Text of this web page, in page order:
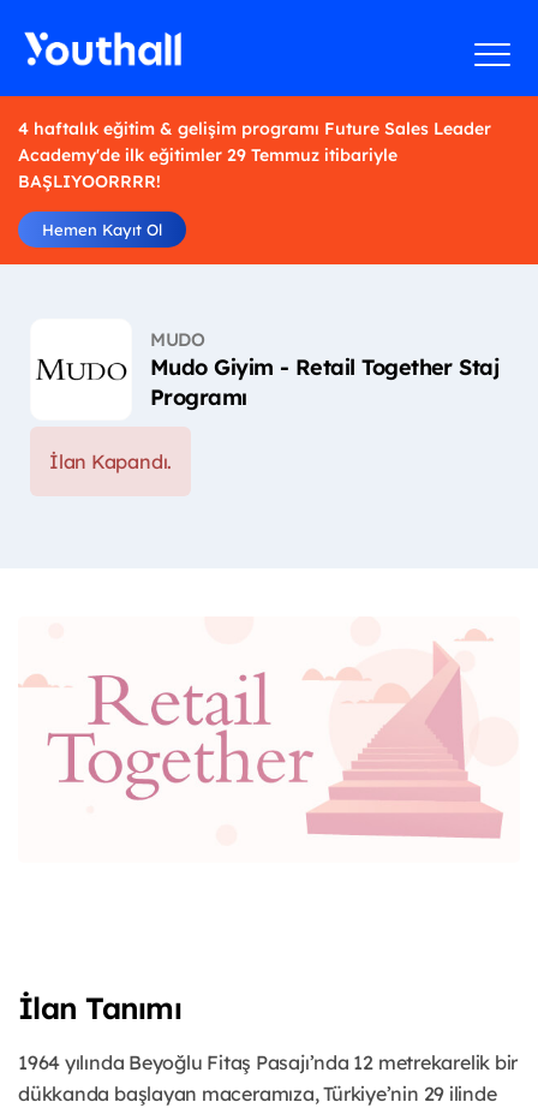
4 haftalık eğitim & gelişim programı Future Sales Leader
Academy'de ilk eğitimler 29 Temmuz itibariyle
BAŞLIYOORRRR!
Hemen Kayıt Ol
MUDO
Mudo Giyim - Retail Together Staj
Programı
İlan Kapandı.
İlan Tanımı
1964 yılında Beyoğlu Fitaş Pasajı’nda 12 metrekarelik bir
dükkanda başlayan maceramıza, Türkiye’nin 29 ilinde